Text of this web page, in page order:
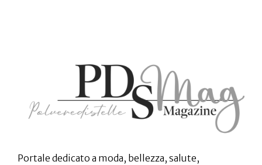
Portale dedicato a moda, bellezza, salute,